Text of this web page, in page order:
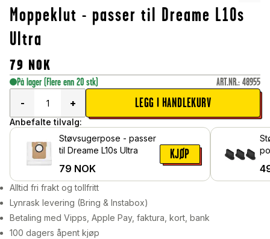
Moppeklut - passer til Dreame L10s
Ultra
79 NOK
På lager (Flere enn 20 stk) ART.NR.: 48955
-
+ LEGG I HANDLEKURV
Anbefalte tilvalg:
Støvsugerpose - passer
til Dreame L10s Ultra
79 NOK
KJØP
Alltid fri frakt og tollfritt
Lynrask levering (Bring & Instabox)
Betaling med Vipps, Apple Pay, faktura, kort, bank
100 dagers åpent kjøp